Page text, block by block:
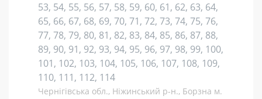
53, 54, 55, 56, 57, 58, 59, 60, 61, 62, 63, 64,
65, 66, 67, 68, 69, 70, 71, 72, 73, 74, 75, 76,
77, 78, 79, 80, 81, 82, 83, 84, 85, 86, 87, 88,
89, 90, 91, 92, 93, 94, 95, 96, 97, 98, 99, 100,
101, 102, 103, 104, 105, 106, 107, 108, 109,
110, 111, 112, 114
Чернігівська обл., Ніжинський р-н., Борзна м.